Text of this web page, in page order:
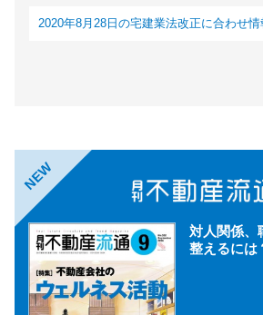
2020年8月28日の宅建業法改正に合わせ情
NEW
対人関係、
整えるには